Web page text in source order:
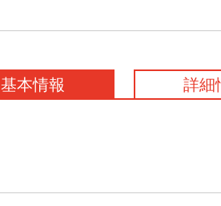
基本情報 詳細